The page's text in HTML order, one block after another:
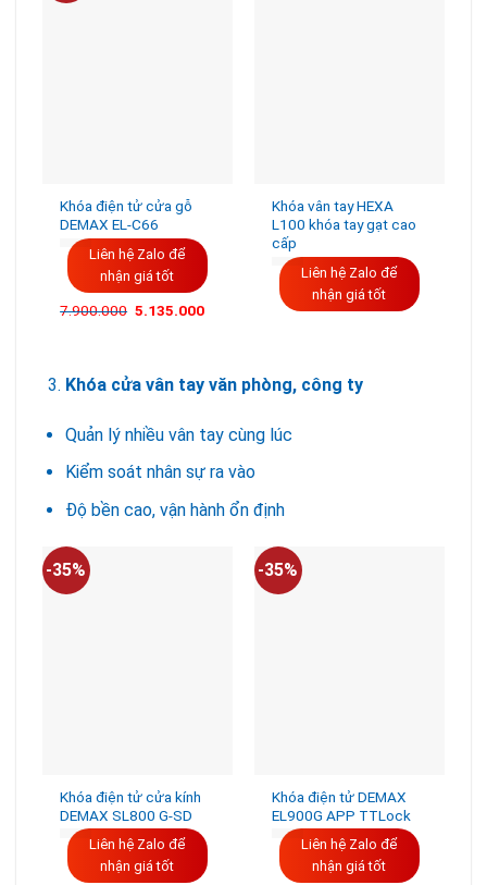
Khóa điện tử cửa gỗ
DEMAX EL-C66
Liên hệ Zalo để
nhận giá tốt
7.900.000 5.135.000
Khóa vân tay HEXA
L100 khóa tay gạt cao
cấp
Liên hệ Zalo để
nhận giá tốt
Khóa cửa vân tay văn phòng, công ty
Quản lý nhiều vân tay cùng lúc
Kiểm soát nhân sự ra vào
Độ bền cao, vận hành ổn định
-35%
Khóa điện tử cửa kính
DEMAX SL800 G-SD
Liên hệ Zalo để
nhận giá tốt
-35%
Khóa điện tử DEMAX
EL900G APP TTLock
Liên hệ Zalo để
nhận giá tốt